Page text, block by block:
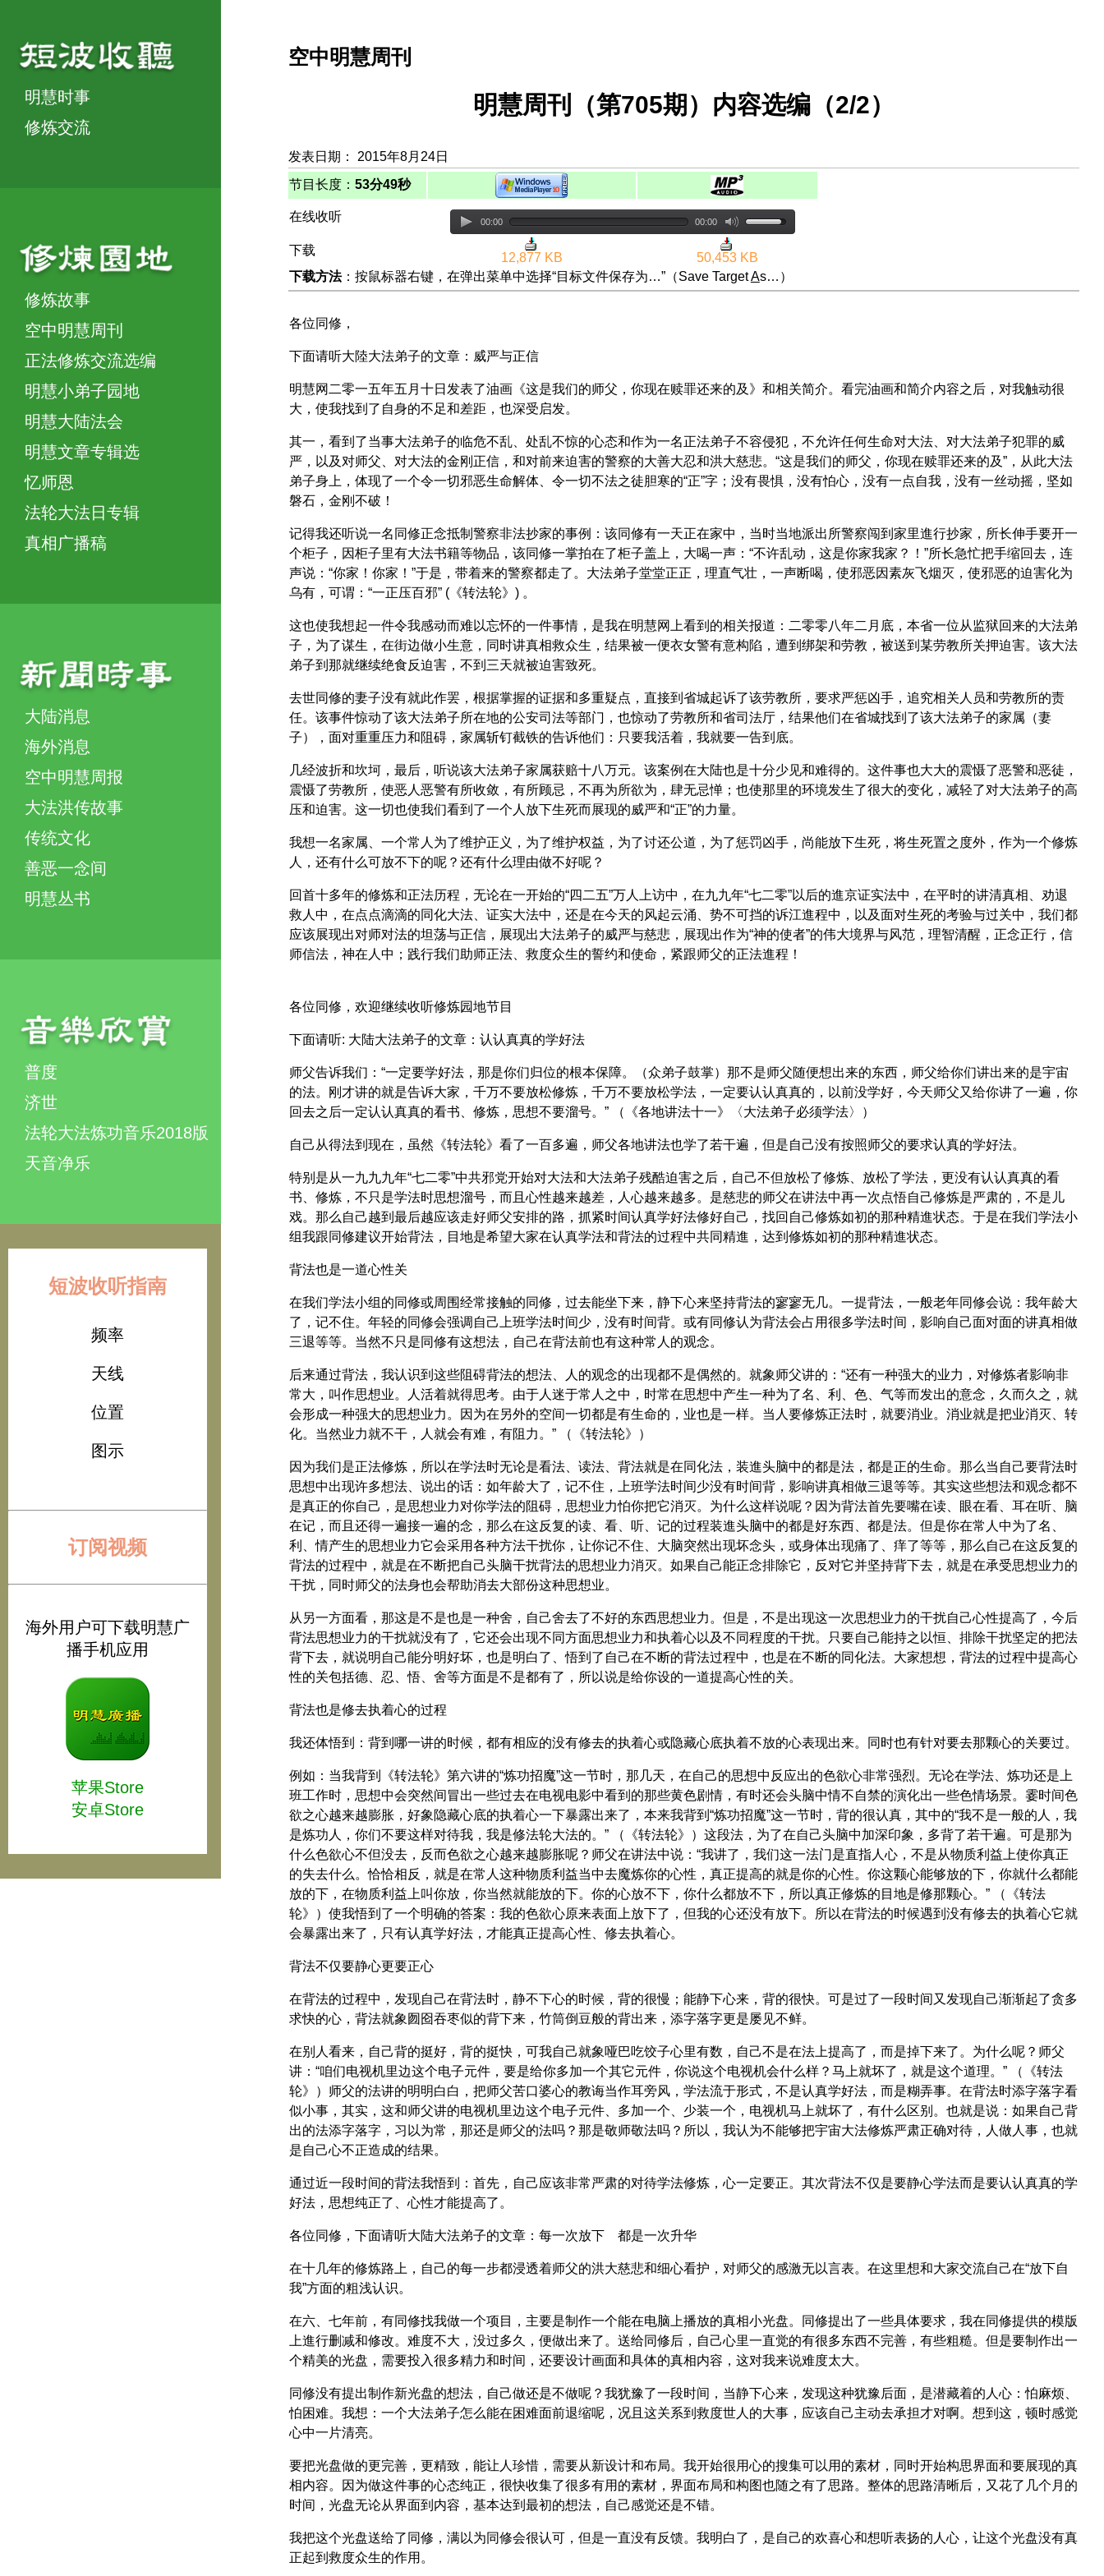
明慧时事
修炼交流
修炼故事
空中明慧周刊
正法修炼交流选编
明慧小弟子园地
明慧大陆法会
明慧文章专辑选
忆师恩
法轮大法日专辑
真相广播稿
大陆消息
海外消息
空中明慧周报
大法洪传故事
传统文化
善恶一念间
明慧丛书
普度
济世
法轮大法炼功音乐2018版
天音净乐
短波收听指南
频率
天线
位置
图示
订阅视频
海外用户可下载明慧广
播手机应用
苹果Store
安卓Store
空中明慧周刊
明慧周刊（第705期）内容选编（2/2）
发表日期： 2015年8月24日
节目长度： 53分49秒
在线收听 00:00 00:00
下载
12,877 KB
50,453 KB
下载方法：按鼠标器右键，在弹出菜单中选择“目标文件保存为…”（Save TargetAs…）
各位同修，
下面请听大陸大法弟子的文章：威严与正信
明慧网二零一五年五月十日发表了油画《这是我们的师父，你现在赎罪还来的及》和相关简介。看完油画和简介内容之后，对我触动很
大，使我找到了自身的不足和差距，也深受启发。
其一，看到了当事大法弟子的临危不乱、处乱不惊的心态和作为一名正法弟子不容侵犯，不允许任何生命对大法、对大法弟子犯罪的威
严，以及对师父、对大法的金刚正信，和对前来迫害的警察的大善大忍和洪大慈悲。“这是我们的师父，你现在赎罪还来的及”，从此大法
弟子身上，体现了一个令一切邪恶生命解体、令一切不法之徒胆寒的“正”字；没有畏惧，没有怕心，没有一点自我，没有一丝动摇，坚如
磐石，金刚不破！
记得我还听说一名同修正念抵制警察非法抄家的事例：该同修有一天正在家中，当时当地派出所警察闯到家里進行抄家，所长伸手要开一
个柜子，因柜子里有大法书籍等物品，该同修一掌拍在了柜子盖上，大喝一声：“不许乱动，这是你家我家？！”所长急忙把手缩回去，连
声说：“你家！你家！”于是，带着来的警察都走了。大法弟子堂堂正正，理直气壮，一声断喝，使邪恶因素灰飞烟灭，使邪恶的迫害化为
乌有，可谓：“一正压百邪” (《转法轮》) 。
这也使我想起一件令我感动而难以忘怀的一件事情，是我在明慧网上看到的相关报道：二零零八年二月底，本省一位从监狱回来的大法弟
子，为了谋生，在街边做小生意，同时讲真相救众生，结果被一便衣女警有意构陷，遭到绑架和劳教，被送到某劳教所关押迫害。该大法
弟子到那就继续绝食反迫害，不到三天就被迫害致死。
去世同修的妻子没有就此作罢，根据掌握的证据和多重疑点，直接到省城起诉了该劳教所，要求严惩凶手，追究相关人员和劳教所的责
任。该事件惊动了该大法弟子所在地的公安司法等部门，也惊动了劳教所和省司法厅，结果他们在省城找到了该大法弟子的家属（妻
子），面对重重压力和阻碍，家属斩钉截铁的告诉他们：只要我活着，我就要一告到底。
几经波折和坎坷，最后，听说该大法弟子家属获赔十八万元。该案例在大陆也是十分少见和难得的。这件事也大大的震慑了恶警和恶徒，
震慑了劳教所，使恶人恶警有所收敛，有所顾忌，不再为所欲为，肆无忌惮；也使那里的环境发生了很大的变化，减轻了对大法弟子的高
压和迫害。这一切也使我们看到了一个人放下生死而展现的威严和“正”的力量。
我想一名家属、一个常人为了维护正义，为了维护权益，为了讨还公道，为了惩罚凶手，尚能放下生死，将生死置之度外，作为一个修炼
人，还有什么可放不下的呢？还有什么理由做不好呢？
回首十多年的修炼和正法历程，无论在一开始的“四二五”万人上访中，在九九年“七二零”以后的進京证实法中，在平时的讲清真相、劝退
救人中，在点点滴滴的同化大法、证实大法中，还是在今天的风起云涌、势不可挡的诉江進程中，以及面对生死的考验与过关中，我们都
应该展现出对师对法的坦荡与正信，展现出大法弟子的威严与慈悲，展现出作为“神的使者”的伟大境界与风范，理智清醒，正念正行，信
师信法，神在人中；践行我们助师正法、救度众生的誓约和使命，紧跟师父的正法進程！
各位同修，欢迎继续收听修炼园地节目
下面请听: 大陆大法弟子的文章：认认真真的学好法
师父告诉我们：“一定要学好法，那是你们归位的根本保障。（众弟子鼓掌）那不是师父随便想出来的东西，师父给你们讲出来的是宇宙
的法。刚才讲的就是告诉大家，千万不要放松修炼，千万不要放松学法，一定要认认真真的，以前没学好，今天师父又给你讲了一遍，你
回去之后一定认认真真的看书、修炼，思想不要溜号。” （《各地讲法十一》〈大法弟子必须学法〉）
自己从得法到现在，虽然《转法轮》看了一百多遍，师父各地讲法也学了若干遍，但是自己没有按照师父的要求认真的学好法。
特别是从一九九九年“七二零”中共邪党开始对大法和大法弟子残酷迫害之后，自己不但放松了修炼、放松了学法，更没有认认真真的看
书、修炼，不只是学法时思想溜号，而且心性越来越差，人心越来越多。是慈悲的师父在讲法中再一次点悟自己修炼是严肃的，不是儿
戏。那么自己越到最后越应该走好师父安排的路，抓紧时间认真学好法修好自己，找回自己修炼如初的那种精進状态。于是在我们学法小
组我跟同修建议开始背法，目地是希望大家在认真学法和背法的过程中共同精進，达到修炼如初的那种精進状态。
背法也是一道心性关
在我们学法小组的同修或周围经常接触的同修，过去能坐下来，静下心来坚持背法的寥寥无几。一提背法，一般老年同修会说：我年龄大
了，记不住。年轻的同修会强调自己上班学法时间少，没有时间背。或有同修认为背法会占用很多学法时间，影响自己面对面的讲真相做
三退等等。当然不只是同修有这想法，自己在背法前也有这种常人的观念。
后来通过背法，我认识到这些阻碍背法的想法、人的观念的出现都不是偶然的。就象师父讲的：“还有一种强大的业力，对修炼者影响非
常大，叫作思想业。人活着就得思考。由于人迷于常人之中，时常在思想中产生一种为了名、利、色、气等而发出的意念，久而久之，就
会形成一种强大的思想业力。因为在另外的空间一切都是有生命的，业也是一样。当人要修炼正法时，就要消业。消业就是把业消灭、转
化。当然业力就不干，人就会有难，有阻力。” （《转法轮》）
因为我们是正法修炼，所以在学法时无论是看法、读法、背法就是在同化法，装進头脑中的都是法，都是正的生命。那么当自己要背法时
思想中出现许多想法、说出的话：如年龄大了，记不住，上班学法时间少没有时间背，影响讲真相做三退等等。其实这些想法和观念都不
是真正的你自己，是思想业力对你学法的阻碍，思想业力怕你把它消灭。为什么这样说呢？因为背法首先要嘴在读、眼在看、耳在听、脑
在记，而且还得一遍接一遍的念，那么在这反复的读、看、听、记的过程装進头脑中的都是好东西、都是法。但是你在常人中为了名、
利、情产生的思想业力它会采用各种方法干扰你，让你记不住、大脑突然出现坏念头，或身体出现痛了、痒了等等，那么自己在这反复的
背法的过程中，就是在不断把自己头脑干扰背法的思想业力消灭。如果自己能正念排除它，反对它并坚持背下去，就是在承受思想业力的
干扰，同时师父的法身也会帮助消去大部份这种思想业。
从另一方面看，那这是不是也是一种舍，自己舍去了不好的东西思想业力。但是，不是出现这一次思想业力的干扰自己心性提高了，今后
背法思想业力的干扰就没有了，它还会出现不同方面思想业力和执着心以及不同程度的干扰。只要自己能持之以恒、排除干扰坚定的把法
背下去，就说明自己能分明好坏，也是明白了、悟到了自己在不断的背法过程中，也是在不断的同化法。大家想想，背法的过程中提高心
性的关包括德、忍、悟、舍等方面是不是都有了，所以说是给你设的一道提高心性的关。
背法也是修去执着心的过程
我还体悟到：背到哪一讲的时候，都有相应的没有修去的执着心或隐藏心底执着不放的心表现出来。同时也有针对要去那颗心的关要过。
例如：当我背到《转法轮》第六讲的“炼功招魔”这一节时，那几天，在自己的思想中反应出的色欲心非常强烈。无论在学法、炼功还是上
班工作时，思想中会突然间冒出一些过去在电视电影中看到的那些黄色剧情，有时还会头脑中情不自禁的演化出一些色情场景。霎时间色
欲之心越来越膨胀，好象隐藏心底的执着心一下暴露出来了，本来我背到“炼功招魔”这一节时，背的很认真，其中的“我不是一般的人，我
是炼功人，你们不要这样对待我，我是修法轮大法的。” （《转法轮》）这段法，为了在自己头脑中加深印象，多背了若干遍。可是那为
什么色欲心不但没去，反而色欲之心越来越膨胀呢？师父在讲法中说：“我讲了，我们这一法门是直指人心，不是从物质利益上使你真正
的失去什么。恰恰相反，就是在常人这种物质利益当中去魔炼你的心性，真正提高的就是你的心性。你这颗心能够放的下，你就什么都能
放的下，在物质利益上叫你放，你当然就能放的下。你的心放不下，你什么都放不下，所以真正修炼的目地是修那颗心。” （《转法
轮》）使我悟到了一个明确的答案：我的色欲心原来表面上放下了，但我的心还没有放下。所以在背法的时候遇到没有修去的执着心它就
会暴露出来了，只有认真学好法，才能真正提高心性、修去执着心。
背法不仅要静心更要正心
在背法的过程中，发现自己在背法时，静不下心的时候，背的很慢；能静下心来，背的很快。可是过了一段时间又发现自己渐渐起了贪多
求快的心，背法就象囫囵吞枣似的背下来，竹筒倒豆般的背出来，添字落字更是屡见不鲜。
在别人看来，自己背的挺好，背的挺快，可我自己就象哑巴吃饺子心里有数，自己不是在法上提高了，而是掉下来了。为什么呢？师父
讲：“咱们电视机里边这个电子元件，要是给你多加一个其它元件，你说这个电视机会什么样？马上就坏了，就是这个道理。” （《转法
轮》）师父的法讲的明明白白，把师父苦口婆心的教诲当作耳旁风，学法流于形式，不是认真学好法，而是糊弄事。在背法时添字落字看
似小事，其实，这和师父讲的电视机里边这个电子元件、多加一个、少装一个，电视机马上就坏了，有什么区别。也就是说：如果自己背
出的法添字落字，习以为常，那还是师父的法吗？那是敬师敬法吗？所以，我认为不能够把宇宙大法修炼严肃正确对待，人做人事，也就
是自己心不正造成的结果。
通过近一段时间的背法我悟到：首先，自己应该非常严肃的对待学法修炼，心一定要正。其次背法不仅是要静心学法而是要认认真真的学
好法，思想纯正了、心性才能提高了。
各位同修，下面请听大陆大法弟子的文章：每一次放下 都是一次升华
在十几年的修炼路上，自己的每一步都浸透着师父的洪大慈悲和细心看护，对师父的感激无以言表。在这里想和大家交流自己在“放下自
我”方面的粗浅认识。
在六、七年前，有同修找我做一个项目，主要是制作一个能在电脑上播放的真相小光盘。同修提出了一些具体要求，我在同修提供的模版
上進行删减和修改。难度不大，没过多久，便做出来了。送给同修后，自己心里一直觉的有很多东西不完善，有些粗糙。但是要制作出一
个精美的光盘，需要投入很多精力和时间，还要设计画面和具体的真相内容，这对我来说难度太大。
同修没有提出制作新光盘的想法，自己做还是不做呢？我犹豫了一段时间，当静下心来，发现这种犹豫后面，是潜藏着的人心：怕麻烦、
怕困难。我想：一个大法弟子怎么能在困难面前退缩呢，况且这关系到救度世人的大事，应该自己主动去承担才对啊。想到这，顿时感觉
心中一片清亮。
要把光盘做的更完善，更精致，能让人珍惜，需要从新设计和布局。我开始很用心的搜集可以用的素材，同时开始构思界面和要展现的真
相内容。因为做这件事的心态纯正，很快收集了很多有用的素材，界面布局和构图也随之有了思路。整体的思路清晰后，又花了几个月的
时间，光盘无论从界面到内容，基本达到最初的想法，自己感觉还是不错。
我把这个光盘送给了同修，满以为同修会很认可，但是一直没有反馈。我明白了，是自己的欢喜心和想听表扬的人心，让这个光盘没有真
正起到救度众生的作用。